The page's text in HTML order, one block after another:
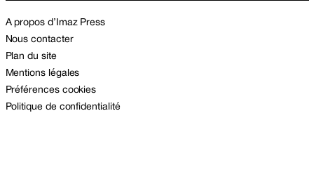
A propos d’Imaz Press
Nous contacter
Plan du site
Mentions légales
Préférences cookies
Politique de confidentialité